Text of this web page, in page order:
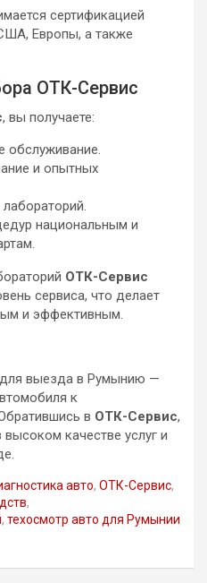
сертификацией
Европы, а также
ОТК-Сервис
, вы получаете:
обслуживание.
и опытных
национальным и
ОТК-Сервис
сервиса, что делает
и эффективным.
выезда в Румынию —
к
в ОТК-Сервис,
качестве услуг и
авто, ОТК-Сервис,
,
, техосмотр авто для Румынии